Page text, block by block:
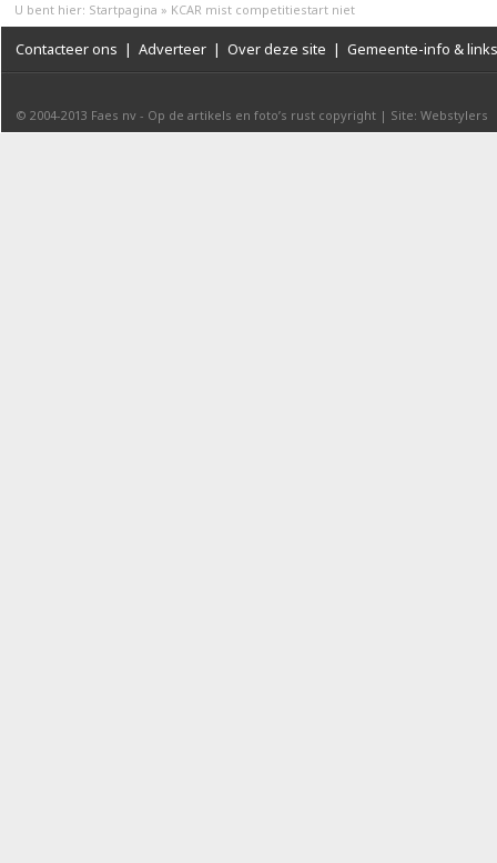
U bent hier: Startpagina » KCAR mist competitiestart niet
Contacteer ons | Adverteer | Over deze site | Gemeente-info & links
© 2004-2013 Faes nv - Op de artikels en foto’s rust copyright | Site: Webstylers